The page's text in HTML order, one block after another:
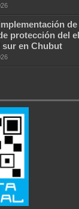
de
protección del
sur en Chubut